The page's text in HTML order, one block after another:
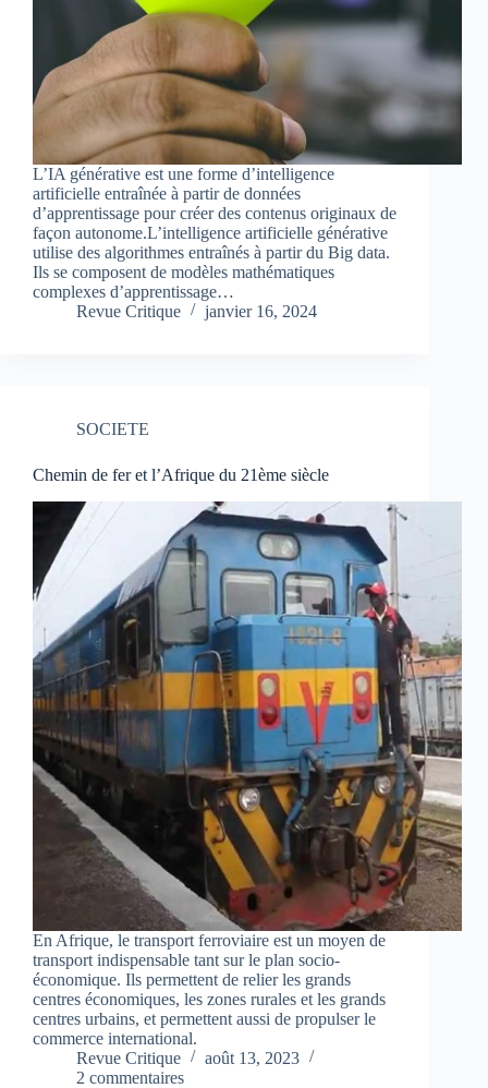
L’IA générative est une forme d’intelligence
artificielle entraînée à partir de données
d’apprentissage pour créer des contenus originaux de
façon autonome.L’intelligence artificielle générative
utilise des algorithmes entraînés à partir du Big data.
Ils se composent de modèles mathématiques
complexes d’apprentissage…
Revue Critique
janvier 16, 2024
SOCIETE
Chemin de fer et l’Afrique du 21ème siècle
En Afrique, le transport ferroviaire est un moyen de
transport indispensable tant sur le plan socio-
économique. Ils permettent de relier les grands
centres économiques, les zones rurales et les grands
centres urbains, et permettent aussi de propulser le
commerce international.
Revue Critique
août 13, 2023
2 commentaires